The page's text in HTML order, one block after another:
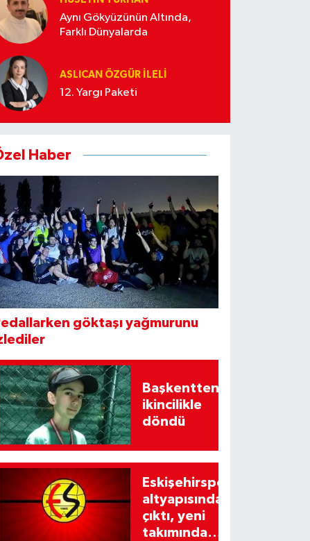
Aynı Gökyüzünün Altında,
Farklı Dünyalarda
ASLICAN ÖZGÜR İLELI
12. Yargı Paketi
Haber
göktaşı yağmurunu
Başkentten
ikincilikle
döndü
Eskişehirspor
altyapısından
çıktı, yeni
takımında